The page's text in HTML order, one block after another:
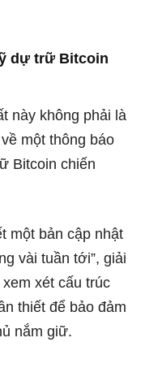
dự trữ Bitcoin
này không phải là
một thông báo
Bitcoin chiến
một bản cập nhật
vài tuần tới”, giải
xét cấu trúc
thiết để bảo đảm
nắm giữ.